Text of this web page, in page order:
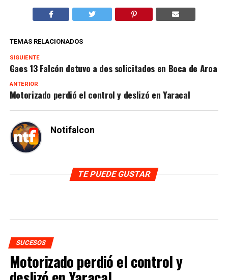
TEMAS RELACIONADOS
SIGUIENTE
Gaes 13 Falcón detuvo a dos solicitados en Boca de Aroa
ANTERIOR
Motorizado perdió el control y deslizó en Yaracal
Notifalcon
TE PUEDE GUSTAR
SUCESOS
Motorizado perdió el control y